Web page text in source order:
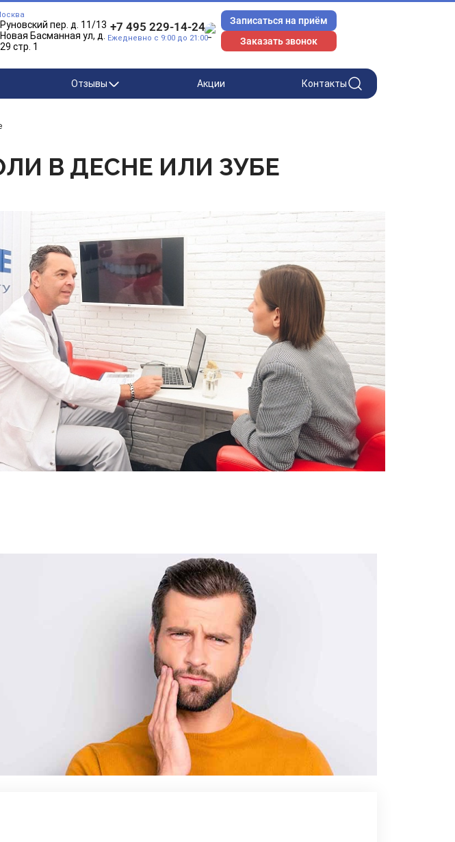
Руновский пер. д. 11/13
Новая Басманная ул, д.
29 стр. 1
+7 495 229-14-24
Ежедневно с 9:00 до 21:00
Записаться на приём
Заказать звонок
Отзывы Акции Контакты
В ДЕСНЕ ИЛИ ЗУБЕ